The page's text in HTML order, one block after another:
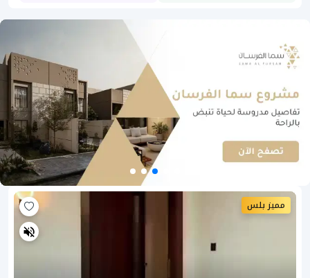
مميز بلس